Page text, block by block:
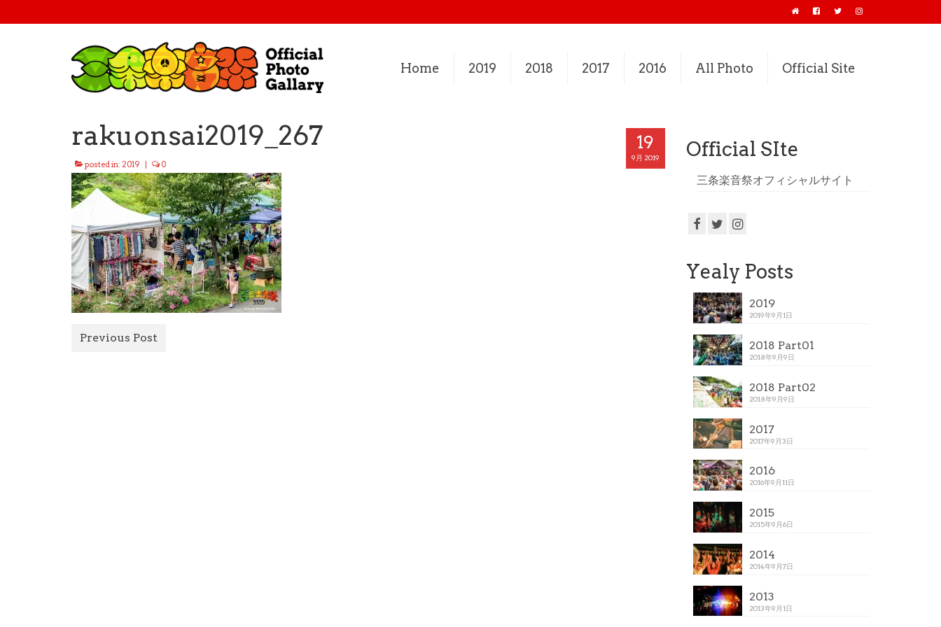
Home 2019 2018 2017 2016 All Photo Official Site
19
9月 2019
rakuonsai2019_267
posted in: 2019 0
Previous Post
Official SIte
三条楽音祭オフィシャルサイト
Yealy Posts
2019
2019年9月1日
2018 Part01
2018年9月9日
2018 Part02
2018年9月9日
2017
2017年9月3日
2016
2016年9月11日
2015
2015年9月6日
2014
2014年9月7日
2013
2013年9月1日